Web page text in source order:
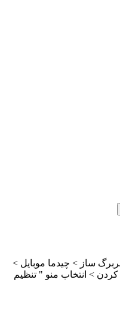
ساز > چیدما موبایل >
> انتخاب منو " تنظیم